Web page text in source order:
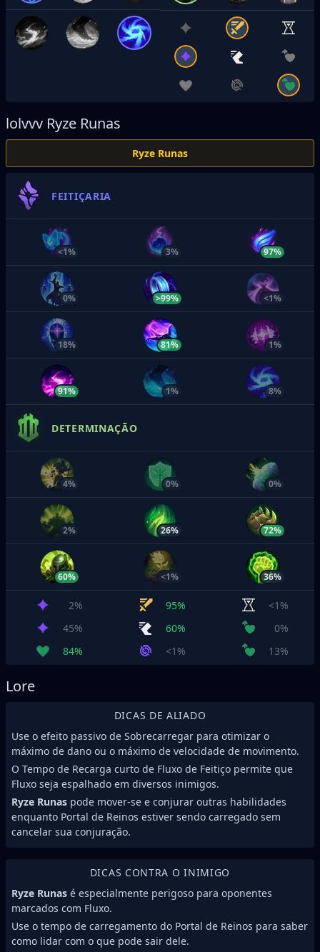
lolvvv Ryze Runas
Ryze Runas
FEITIÇARIA
<1% 3% 97%
0% >99% <1%
18% 81% 1%
91% 1% 8%
DETERMINAÇÃO
4% 0% 0%
2% 26% 72%
60% <1% 36%
2% 95%
<1%
45%
60%
0%
84%
<1% 13%
Lore
DICAS DE ALIADO
Use o efeito passivo de Sobrecarregar para otimizar o
máximo de dano ou o máximo de velocidade de movimento.
O Tempo de Recarga curto de Fluxo de Feitiço permite que
Fluxo seja espalhado em diversos inimigos.
Ryze Runas pode mover-se e conjurar outras habilidades
enquanto Portal de Reinos estiver sendo carregado sem
cancelar sua conjuração.
DICAS CONTRA O INIMIGO
Ryze Runas é especialmente perigoso para oponentes
marcados com Fluxo.
Use o tempo de carregamento do Portal de Reinos para saber
como lidar com o que pode sair dele.